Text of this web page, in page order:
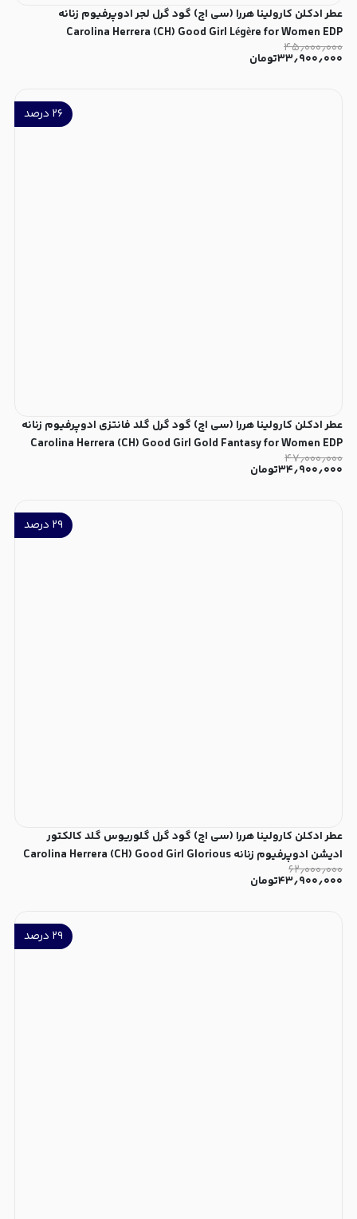
عطر ادکلن کارولینا هررا (سی اچ) گود گرل لجر ادوپرفیوم زنانه
Carolina Herrera (CH) Good Girl Légère for Women EDP
۴۵٫۰۰۰٫۰۰۰
۳۳٫۹۰۰٫۰۰۰تومان
۲۶ درصد
عطر ادکلن کارولینا هررا (سی اچ) گود گرل گلد فانتزی ادوپرفیوم زنانه
Carolina Herrera (CH) Good Girl Gold Fantasy for Women EDP
۴۷٫۰۰۰٫۰۰۰
۳۴٫۹۰۰٫۰۰۰تومان
۲۹ درصد
عطر ادکلن کارولینا هررا (سی اچ) گود گرل گلوریوس گلد کالکتور
ادیشن ادوپرفیوم زنانه Carolina Herrera (CH) Good Girl Glorious
Gold Collector Edition for Women EDP
۶۲٫۰۰۰٫۰۰۰
۴۳٫۹۰۰٫۰۰۰تومان
۲۹ درصد